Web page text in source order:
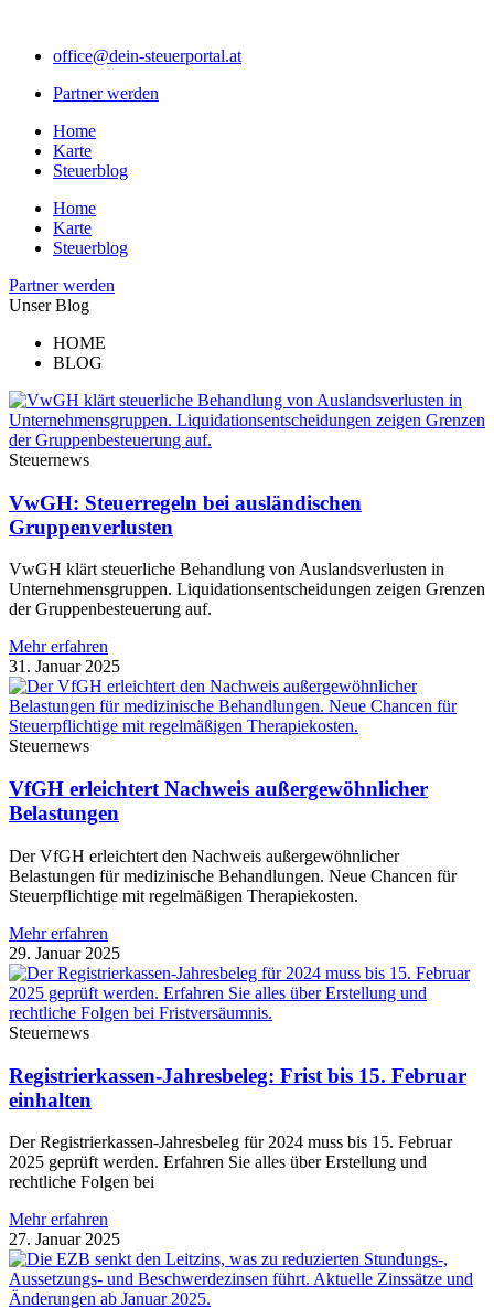
springenoffice@dein-steuerportal.at
Partner werden
Home
Karte
Steuerblog
Home
Karte
Steuerblog
Partner werden
Unser Blog
HOME
BLOG
Steuernews
VwGH: Steuerregeln bei ausländischen
Gruppenverlusten
VwGH klärt steuerliche Behandlung von Auslandsverlusten in
Unternehmensgruppen. Liquidationsentscheidungen zeigen Grenzen
der Gruppenbesteuerung auf.
Mehr erfahren
31. Januar 2025
Steuernews
VfGH erleichtert Nachweis außergewöhnlicher
Belastungen
Der VfGH erleichtert den Nachweis außergewöhnlicher
Belastungen für medizinische Behandlungen. Neue Chancen für
Steuerpflichtige mit regelmäßigen Therapiekosten.
Mehr erfahren
29. Januar 2025
Steuernews
Registrierkassen-Jahresbeleg: Frist bis 15. Februar
einhalten
Der Registrierkassen-Jahresbeleg für 2024 muss bis 15. Februar
2025 geprüft werden. Erfahren Sie alles über Erstellung und
rechtliche Folgen bei
Mehr erfahren
27. Januar 2025